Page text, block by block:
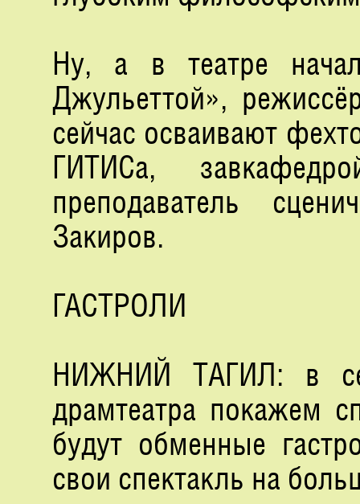
Ну, а в театре
Джульеттой»,
сейчас осваивают
ГИТИСа,
преподаватель
Закиров.
ГАСТРОЛИ
НИЖНИЙ ТАГИЛ: в
драмтеатра покажем
будут обменные
свои спектакль на